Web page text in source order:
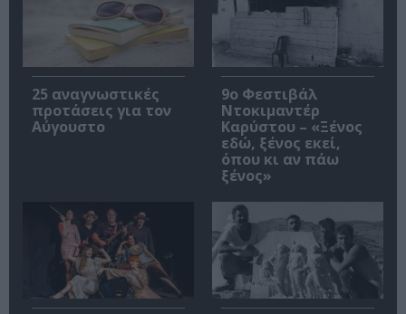
25 αναγνωστικές
προτάσεις για τον
Αύγουστο
9ο Φεστιβάλ
Ντοκιμαντέρ
Καρύστου – «Ξένος
εδώ, ξένος εκεί,
όπου κι αν πάω
ξένος»